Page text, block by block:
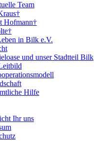
Team
Hofmann†
in Bilk e.V.
und unser Stadtteil Bilk
Hilfe
Ihr uns